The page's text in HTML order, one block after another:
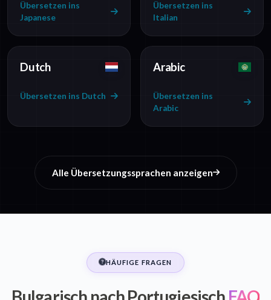
Übersetzen ins
Japanese
Übersetzen ins
Italian
Dutch
Übersetzen ins Dutch
Arabic
Übersetzen ins
Arabic
Alle Übersetzungssprachen anzeigen
HÄUFIGE FRAGEN